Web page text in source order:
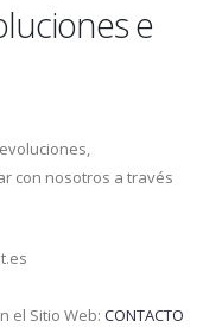
e
con nosotros a través
el Sitio Web: CONTACTO